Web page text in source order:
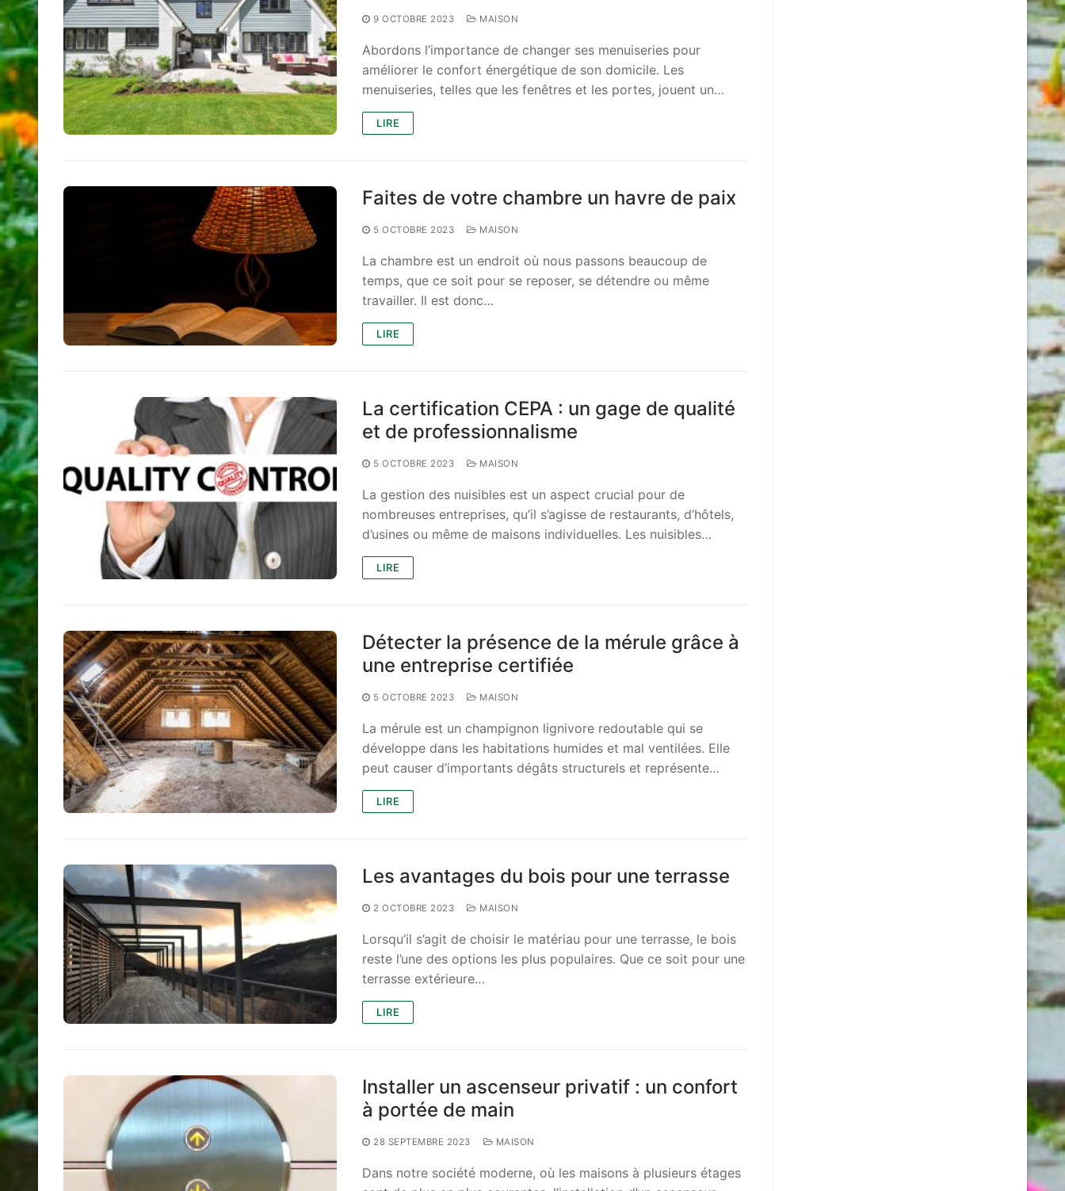
9 OCTOBRE 2023 MAISON
Abordons l’importance de changer ses menuiseries pour
améliorer le confort énergétique de son domicile. Les
menuiseries, telles que les fenêtres et les portes, jouent un…
LIRE
Faites de votre chambre un havre de paix
5 OCTOBRE 2023 MAISON
La chambre est un endroit où nous passons beaucoup de
temps, que ce soit pour se reposer, se détendre ou même
travailler. Il est donc…
LIRE
La certification CEPA : un gage de qualité
et de professionnalisme
5 OCTOBRE 2023 MAISON
La gestion des nuisibles est un aspect crucial pour de
nombreuses entreprises, qu’il s’agisse de restaurants, d’hôtels,
d’usines ou même de maisons individuelles. Les nuisibles…
LIRE
Détecter la présence de la mérule grâce à
une entreprise certifiée
5 OCTOBRE 2023 MAISON
La mérule est un champignon lignivore redoutable qui se
développe dans les habitations humides et mal ventilées. Elle
peut causer d’importants dégâts structurels et représente…
LIRE
Les avantages du bois pour une terrasse
2 OCTOBRE 2023 MAISON
Lorsqu’il s’agit de choisir le matériau pour une terrasse, le bois
reste l’une des options les plus populaires. Que ce soit pour une
terrasse extérieure…
LIRE
Installer un ascenseur privatif : un confort
à portée de main
28 SEPTEMBRE 2023 MAISON
Dans notre société moderne, où les maisons à plusieurs étages